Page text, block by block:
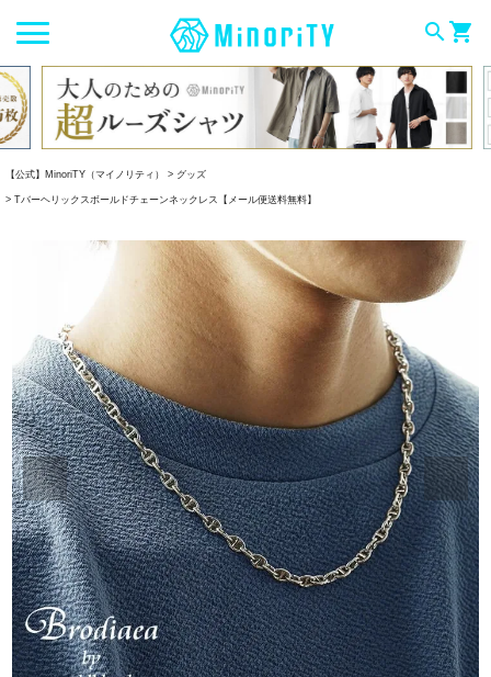
searchshopping_cart
【公式】MinoriTY（マイノリティ） グッズ
Tバーヘリックスボールドチェーンネックレス【メール便送料無料】